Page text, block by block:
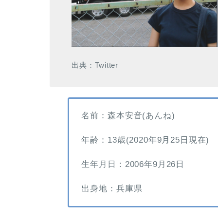
出典：Twitter
名前：森本安音(あんね)
年齢：13歳(2020年9月25日現在)
生年月日：2006年9月26日
出身地：兵庫県